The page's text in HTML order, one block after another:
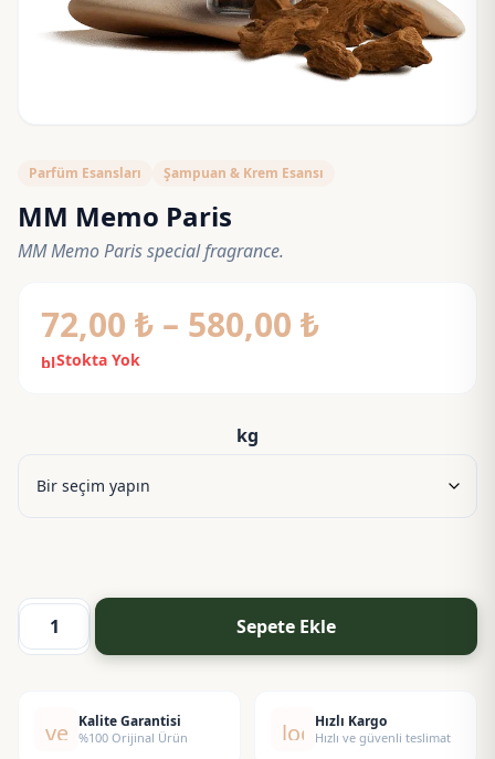
Parfüm Esansları Şampuan & Krem Esansı
MM Memo Paris
MM Memo Paris special fragrance.
72,00 ₺ – 580,00 ₺Fiyat
-
580,00 ₺
block
Stokta Yok
kg
MM
Sepete Ekle
verified
Kalite Garantisi
%100 Orijinal Ürün local_shipping
Hızlı Kargo
Hızlı ve güvenli teslimat